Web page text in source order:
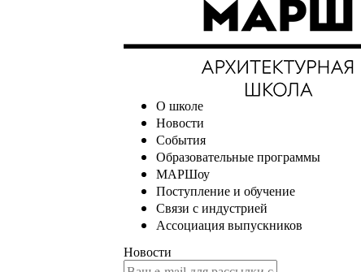
О школе
Новости
События
Образовательные программы
МАРШоу
Поступление и обучение
Связи с индустрией
Ассоциация выпускников
Новости